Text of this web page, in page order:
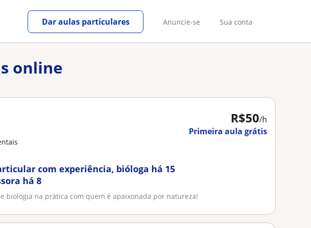
Anuncie-se Sua conta
Dar aulas particulares
online
R$50/h
Primeira aula grátis
com experiência, bióloga há 15
há 8
biologia na prática com quem é apaixonada por natureza!